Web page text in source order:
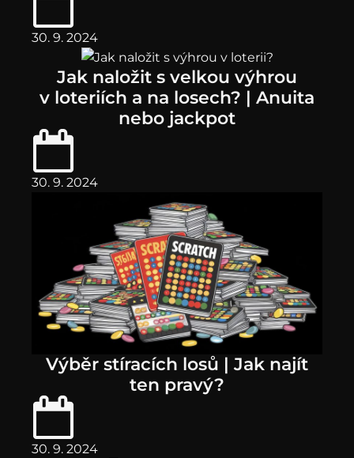
30. 9. 2024
Jak naložit s velkou výhrou
v loteriích a na losech? | Anuita
nebo jackpot
30. 9. 2024
Výběr stíracích losů | Jak najít
ten pravý?
30. 9. 2024